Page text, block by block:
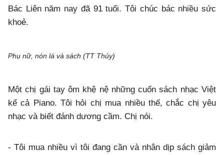
Bác Liên năm nay đã 91 tuổi. Tôi chúc bác nhiều sức
khoẻ.
Phụ nữ, nón lá và sách (TT Thủy)
Một chị gái tay ôm khệ nệ những cuốn sách nhạc Việt
kể cả Piano. Tôi hỏi chị mua nhiều thế, chắc chị yêu
nhạc và biết đánh dương cầm. Chị nói.
- Tôi mua nhiều vì tôi đang cần và nhân dịp sách giảm